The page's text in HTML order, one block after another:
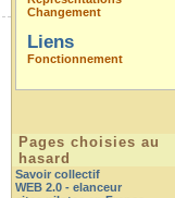
Changement
Liens
Fonctionnement
Pages choisies au
hasard
Savoir collectif
WEB 2.0 - elanceur